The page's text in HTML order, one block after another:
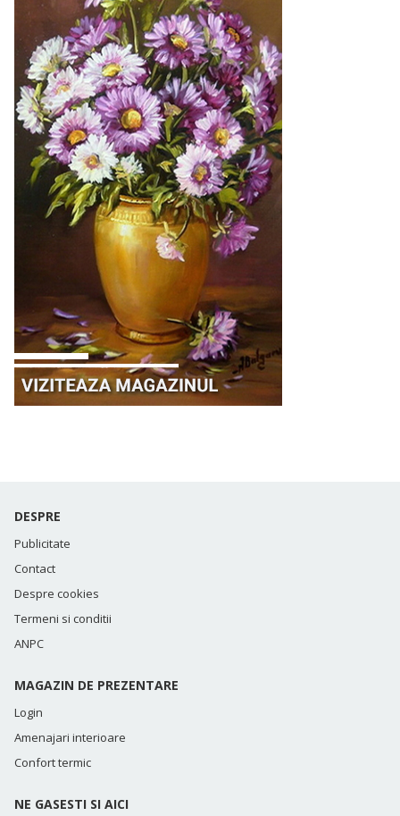
DESPRE
Publicitate
Contact
Despre cookies
Termeni si conditii
ANPC
MAGAZIN DE PREZENTARE
Login
Amenajari interioare
Confort termic
NE GASESTI SI AICI